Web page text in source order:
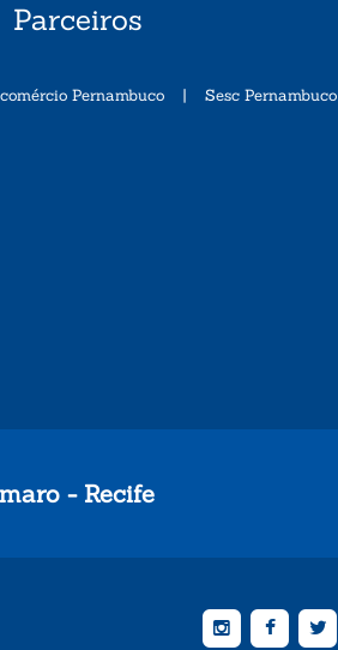
Parceiros
Pernambuco | Sesc Pernambuco
- Recife